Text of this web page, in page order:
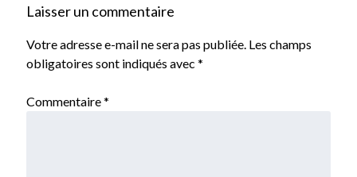
Laisser un commentaire
Votre adresse e-mail ne sera pas publiée. Les champs
obligatoires sont indiqués avec *
Commentaire*